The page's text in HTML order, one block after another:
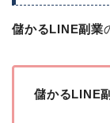
儲かるLINE副業
儲かるLINE